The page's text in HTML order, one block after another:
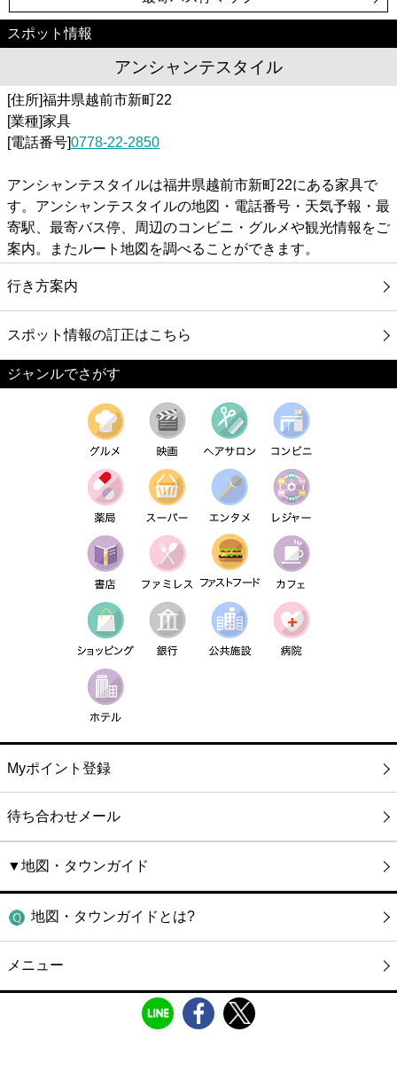
スポット情報
アンシャンテスタイル
[住所]福井県越前市新町22
[業種]家具
[電話番号]0778-22-2850
アンシャンテスタイルは福井県越前市新町22にある家具で
す。アンシャンテスタイルの地図・電話番号・天気予報・最
寄駅、最寄バス停、周辺のコンビニ・グルメや観光情報をご
案内。またルート地図を調べることができます。
行き方案内
スポット情報の訂正はこちら
ジャンルでさがす
Myポイント登録
待ち合わせメール
▼地図・タウンガイド
地図・タウンガイドとは?
メニュー